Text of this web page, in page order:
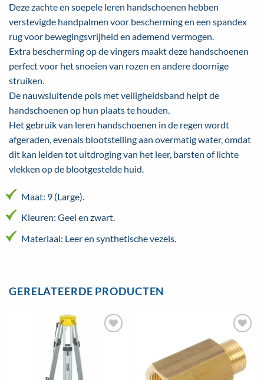
Deze zachte en soepele leren handschoenen hebben
verstevigde handpalmen voor bescherming en een spandex
rug voor bewegingsvrijheid en ademend vermogen.
Extra bescherming op de vingers maakt deze handschoenen
perfect voor het snoeien van rozen en andere doornige
struiken.
De nauwsluitende pols met veiligheidsband helpt de
handschoenen op hun plaats te houden.
Het gebruik van leren handschoenen in de regen wordt
afgeraden, evenals blootstelling aan overmatig water, omdat
dit kan leiden tot uitdroging van het leer, barsten of lichte
vlekken op de blootgestelde huid.
Maat: 9 (Large).
Kleuren: Geel en zwart.
Materiaal: Leer en synthetische vezels.
GERELATEERDE PRODUCTEN
Toevoegen
aan
wenslijst